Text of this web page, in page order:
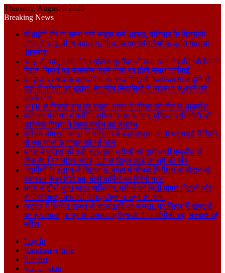
Thursday, August 6 2026
Breaking News
वीआईपी दौरे के समय बनी सड़क बनी आफत, पतिलार के मिश्रौली
टोला में बदहाली से बेहाल ग्रामीण, जनप्रतिनिधियों के प्रति गहराया
आक्रोश
बगहा में चहलूम को लेकर पुलिस मुस्तैद: चौतरवा थाने में शांति समिति की
बैठक, नियमों का उल्लंघन करने वालों पर होगी सख्त कार्रवाई
बगहा-1 प्रखंड के प्राथमिक स्वास्थ्य केंद्र में जलनिकासी न होने से
बढ़ा बीमारियों का खतरा, स्थानीय निवासियों ने व्यवस्था सुधारने की
उठाई मांग।
VTR से निकले बाघ का हमला, बगहा में महिला की मौत से आक्रोश
पतिलार पंचायत में फॉगिंग अभियान का आगाज, मुखिया प्रतिनिधि डॉ.
अभिषेक मिश्रा ने किया मशीन का शुभारंभ
पश्चिम चंपारण: बगहा के पतिलार में बड़ा हादसा, पानी भरे गड्ढे में गिरने
से एक साल के मासूम की गई जान
बगहा में पुलिस की बड़ी स्ट्राइक: मरीजों को ढोने वाली एम्बुलेंस से
निकली 157 लीटर शराब, UP से बिहार लाई जा रही थी खेप
ग्रामीणों के इलाज से खिलवाड़: बगहा में औचक निरीक्षण के दौरान दो
स्वास्थ्य केंद्र मिले बंद, दोषी कर्मियों पर गिरेगी गाज
बगहा में टीबी मुक्त भारत अभियान: मरीजों को मिली पोषण पोटली और
टीपीटी किट, अफसरों ने दिए सेहतमंद रहने के टिप्स
अरवल में सिविल सर्जन से बदसलूकी का मामला: पूरे बिहार में डॉक्टरों
का हल्लाबोल, बगहा के पतिलार एपीएचसी में भी ओपीडी बंद, भटकते रहे
मरीज
Log In
Random Article
Sidebar
Switch skin